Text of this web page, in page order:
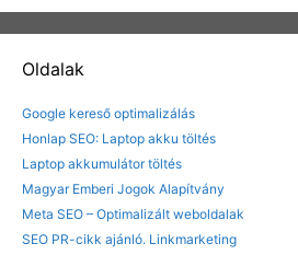
Oldalak
Google kereső optimalizálás
Honlap SEO: Laptop akku töltés
Laptop akkumulátor töltés
Magyar Emberi Jogok Alapítvány
Meta SEO – Optimalizált weboldalak
SEO PR-cikk ajánló. Linkmarketing